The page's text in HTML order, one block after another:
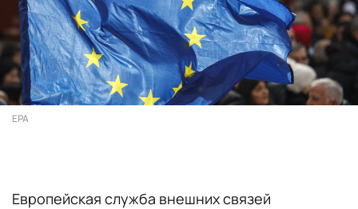
EPA
Европейская служба внешних связей